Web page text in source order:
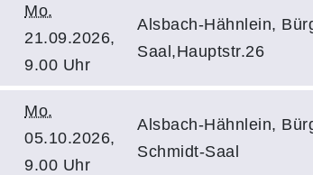
Mo.
21.09.2026,
9.00 Uhr
Alsbach-Hähnlein,
Saal,Hauptstr.26
Mo.
05.10.2026,
9.00 Uhr
Alsbach-Hähnlein,
Schmidt-Saal